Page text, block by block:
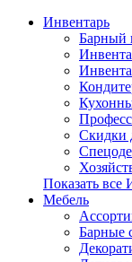
Инвентарь
Барный
Скидки
Показать все
Мебель
Барные